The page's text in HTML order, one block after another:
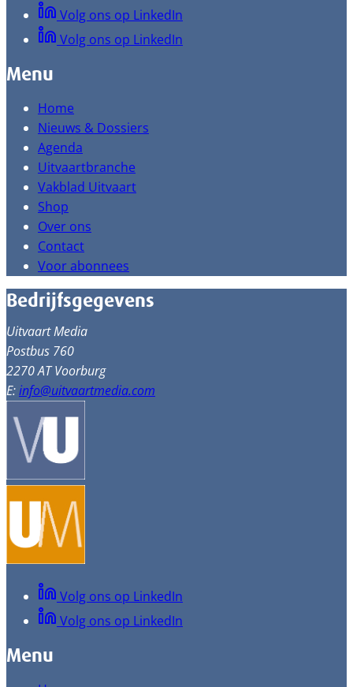
Volg ons op LinkedIn
Volg ons op LinkedIn
Menu
Home
Nieuws & Dossiers
Agenda
Uitvaartbranche
Vakblad Uitvaart
Shop
Over ons
Contact
Voor abonnees
Bedrijfsgegevens
Uitvaart Media
Postbus 760
2270 AT Voorburg
E:info@uitvaartmedia.com
Volg ons op LinkedIn
Volg ons op LinkedIn
Menu